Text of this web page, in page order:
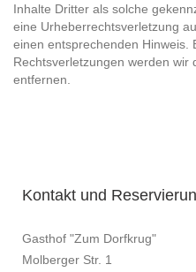
Inhalte Dritter als solche
eine Urheberrechtsverletzung
einen entsprechenden Hinweis.
Rechtsverletzungen werden wir
entfernen.
Kontakt und
Gasthof "Zum Dorfkrug"
Molberger Str. 1